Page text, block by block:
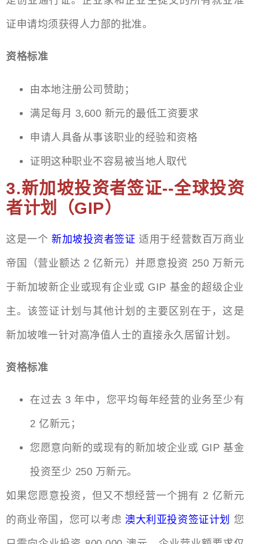
证申请均须获得人力部的批准。
资格标准
由本地注册公司赞助；
满足每月 3,600 新元的最低工资要求
申请人具备从事该职业的经验和资格
证明这种职业不容易被当地人取代
3.新加坡投资者签证--全球投资
者计划（GIP）
这是一个 新加坡投资者签证 适用于经营数百万商业
帝国（营业额达 2 亿新元）并愿意投资 250 万新元
于新加坡新企业或现有企业或 GIP 基金的超级企业
主。该签证计划与其他计划的主要区别在于，这是
新加坡唯一针对高净值人士的直接永久居留计划。
资格标准
在过去 3 年中，您平均每年经营的业务至少有
2 亿新元；
您愿意向新的或现有的新加坡企业或 GIP 基金
投资至少 250 万新元。
如果您愿意投资，但又不想经营一个拥有 2 亿新元
的商业帝国，您可以考虑澳大利亚投资签证计划 您